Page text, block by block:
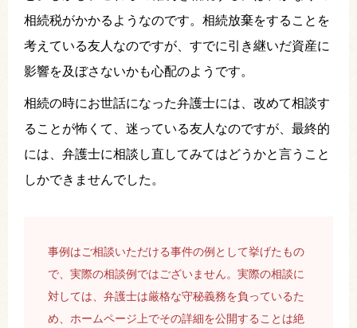
相続税がかかるようなのです。相続放棄をすることを
考えている友人なのですが、すでに引き継いだ資産に
影響を及ぼさないかも心配のようです。
相続の時にお世話になった弁護士には、改めて相談す
ることが怖くて、迷っている友人なのですが、最終的
には、弁護士に相談し直してみてはどうかと言うこと
しかできませんでした。
事例はご相談いただける事件の例として挙げたもの
で、実際の相談例ではございません。実際の相談に
対しては、弁護士は厳格な守秘義務を負っているた
め、ホームページ上でその詳細を公開することは絶